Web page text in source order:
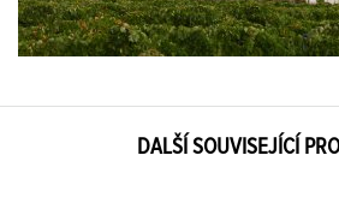
DALŠÍ SOUVISEJÍCÍ